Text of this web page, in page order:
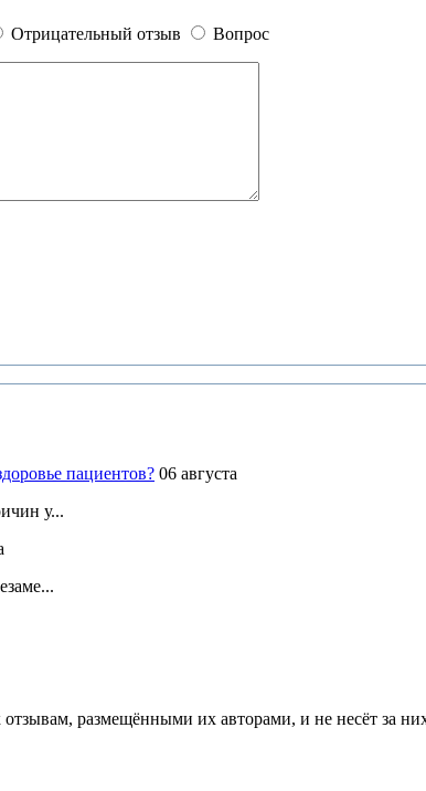
Отрицательный отзыв Вопрос
пациентов? 06 августа
у...
размещёнными их авторами, и не несёт за